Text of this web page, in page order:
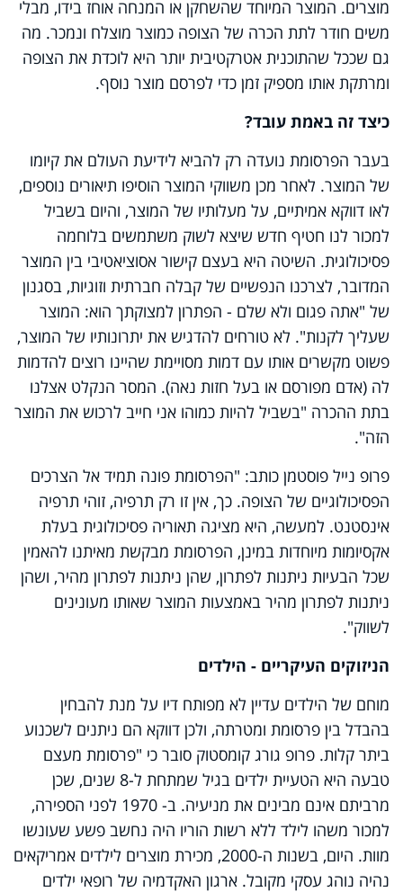
מוצרים. המוצר המיוחד שהשחקן או המנחה אוחז בידו, מבלי
משים חודר לתת הכרה של הצופה כמוצר מוצלח ונמכר. מה
גם שככל שהתוכנית אטרקטיבית יותר היא לוכדת את הצופה
ומרתקת אותו מספיק זמן כדי לפרסם מוצר נוסף.
כיצד זה באמת עובד?
בעבר הפרסומת נועדה רק להביא לידיעת העולם את קיומו
של המוצר. לאחר מכן משווקי המוצר הוסיפו תיאורים נוספים,
לאו דווקא אמיתיים, על מעלותיו של המוצר, והיום בשביל
למכור לנו חטיף חדש שיצא לשוק משתמשים בלוחמה
פסיכולוגית. השיטה היא בעצם קישור אסוציאטיבי בין המוצר
המדובר, לצרכנו הנפשיים של קבלה חברתית וזוגיות, בסגנון
של "אתה פגום ולא שלם - הפתרון למצוקתך הוא: המוצר
שעליך לקנות". לא טורחים להדגיש את יתרונותיו של המוצר,
פשוט מקשרים אותו עם דמות מסויימת שהיינו רוצים להדמות
לה (אדם מפורסם או בעל חזות נאה). המסר הנקלט אצלנו
בתת ההכרה "בשביל להיות כמוהו אני חייב לרכוש את המוצר
הזה".
פרופ נייל פוסטמן כותב: "הפרסומת פונה תמיד אל הצרכים
הפסיכולוגיים של הצופה. כך, אין זו רק תרפיה, זוהי תרפיה
אינסטנט. למעשה, היא מציגה תאוריה פסיכולוגית בעלת
אקסיומות מיוחדות במינן, הפרסומת מבקשת מאיתנו להאמין
שכל הבעיות ניתנות לפתרון, שהן ניתנות לפתרון מהיר, ושהן
ניתנות לפתרון מהיר באמצעות המוצר שאותו מעונינים
לשווק".
הניזוקים העיקריים - הילדים
מוחם של הילדים עדיין לא מפותח דיו על מנת להבחין
בהבדל בין פרסומת ומטרתה, ולכן דווקא הם ניתנים לשכנוע
ביתר קלות. פרופ גורג קומסטוק סובר כי "פרסומת מעצם
טבעה היא הטעיית ילדים בגיל שמתחת ל-8 שנים, שכן
מרביתם אינם מבינים את מניעיה. ב- 1970 לפני הספירה,
למכור משהו לילד ללא רשות הוריו היה נחשב פשע שעונשו
מוות. היום, בשנות ה-2000, מכירת מוצרים לילדים אמריקאים
נהיה נוהג עסקי מקובל. ארגון האקדמיה של רופאי ילדים